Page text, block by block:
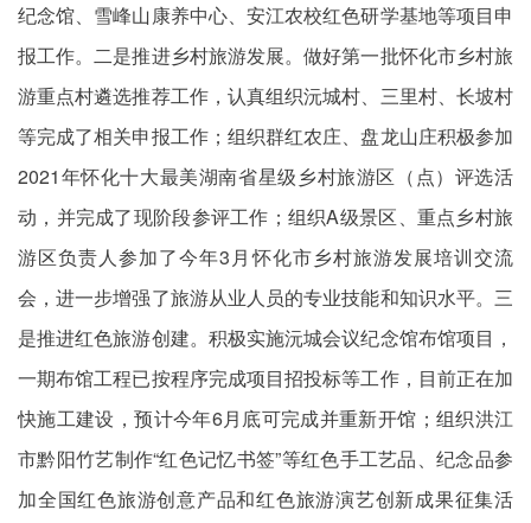
纪念馆、雪峰山康养中心、安江农校红色研学基地等项目申
报工作。二是推进乡村旅游发展。做好第一批怀化市乡村旅
游重点村遴选推荐工作，认真组织沅城村、三里村、长坡村
等完成了相关申报工作；组织群红农庄、盘龙山庄积极参加
2021年怀化十大最美湖南省星级乡村旅游区（点）评选活
动，并完成了现阶段参评工作；组织A级景区、重点乡村旅
游区负责人参加了今年3月怀化市乡村旅游发展培训交流
会，进一步增强了旅游从业人员的专业技能和知识水平。三
是推进红色旅游创建。积极实施沅城会议纪念馆布馆项目，
一期布馆工程已按程序完成项目招投标等工作，目前正在加
快施工建设，预计今年6月底可完成并重新开馆；组织洪江
市黔阳竹艺制作“红色记忆书签”等红色手工艺品、纪念品参
加全国红色旅游创意产品和红色旅游演艺创新成果征集活